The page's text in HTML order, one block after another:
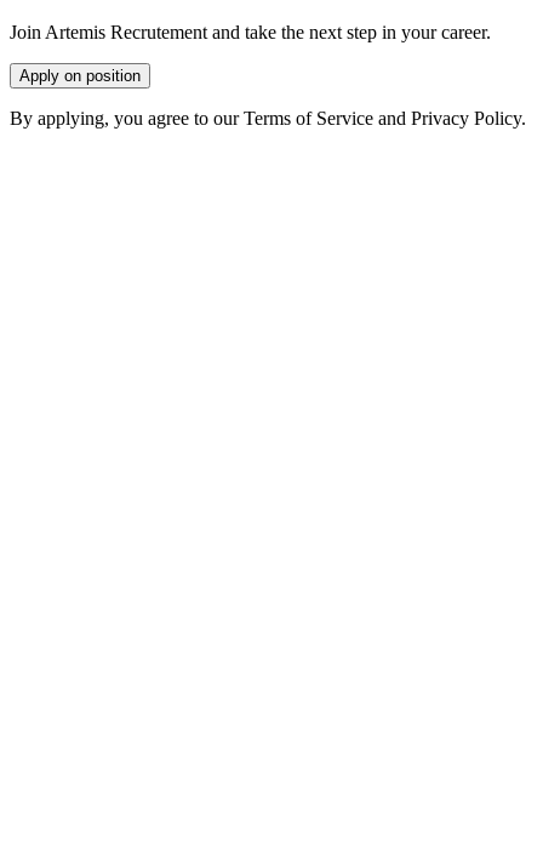
Join Artemis Recrutement and take the next step in your career.
Apply on position
By applying, you agree to our Terms of Service and Privacy Policy.